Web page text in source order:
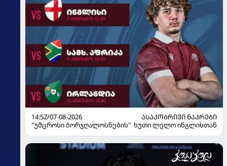
14:52/07-08-2026
ᲐᲡᲐᲙᲝᲑᲠᲘᲕᲘ ᲜᲐᲙᲠᲔᲑᲘ
"უმცროსი ბორჯღალოსნების" ხუთი ლელო ინგლისთან